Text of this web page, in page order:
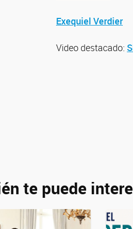
Exequiel Verdier
Video destacado:
te puede